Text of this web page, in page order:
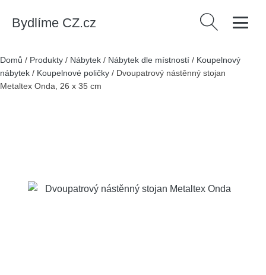
Bydlíme CZ.cz Vyhledávání
Domů / Produkty / Nábytek / Nábytek dle místností / Koupelnový
nábytek / Koupelnové poličky / Dvoupatrový nástěnný stojan
Metaltex Onda, 26 x 35 cm